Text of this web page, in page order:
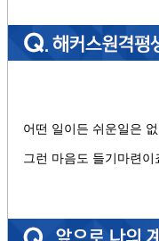
어떤 일이든 쉬운일은
그런 마음도 들기마련